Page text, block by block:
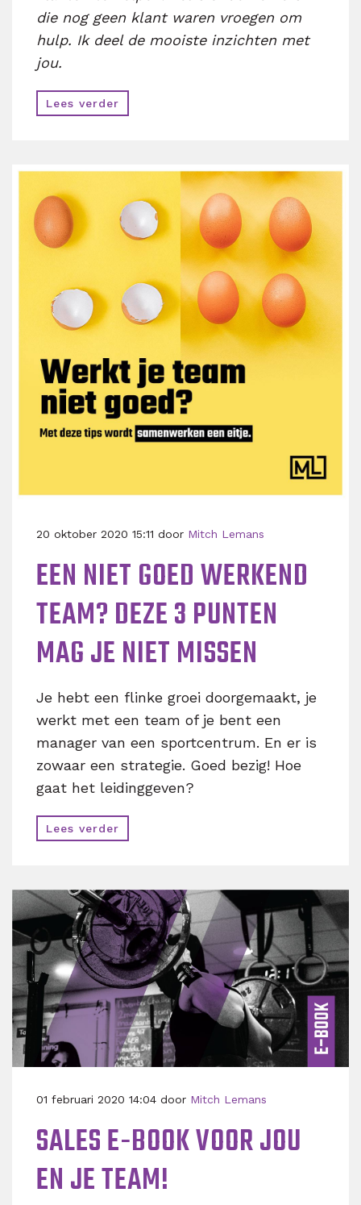
die nog geen klant waren vroegen om
hulp. Ik deel de mooiste inzichten met
jou.
Lees verder
20 oktober 2020 15:11 door Mitch Lemans
EEN NIET GOED WERKEND
TEAM? DEZE 3 PUNTEN
MAG JE NIET MISSEN
Je hebt een flinke groei doorgemaakt, je
werkt met een team of je bent een
manager van een sportcentrum. En er is
zowaar een strategie. Goed bezig! Hoe
gaat het leidinggeven?
Lees verder
01 februari 2020 14:04 door Mitch Lemans
SALES E-BOOK VOOR JOU
EN JE TEAM!